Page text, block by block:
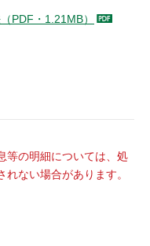
PDF・1.21MB）
等の明細については、処
ない場合があります。